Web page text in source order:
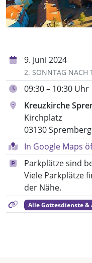
9. Juni 2024
2. SONNTAG NACH
09:30 – 10:30 Uhr
Kreuzkirche
Kirchplatz
03130 Spremberg
In Google Maps
Parkplätze sind
Viele Parkplätze
der Nähe.
Alle Gottesdienste &